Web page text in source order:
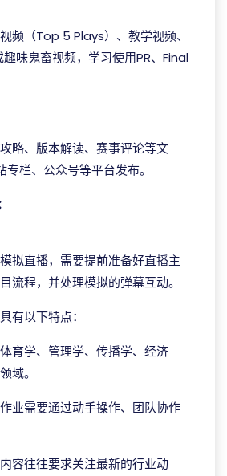
频（Top 5 Plays）、教学视频、
味鬼畜视频，学习使用PR、Final
略、版本解读、赛事评论等文
栏、公众号等平台发布。
拟直播，需要提前准备好直播主
流程，并处理模拟的弹幕互动。
有以下特点：
育学、管理学、传播学、经济
域。
业需要通过动手操作、团队协作
容往往要求关注最新的行业动